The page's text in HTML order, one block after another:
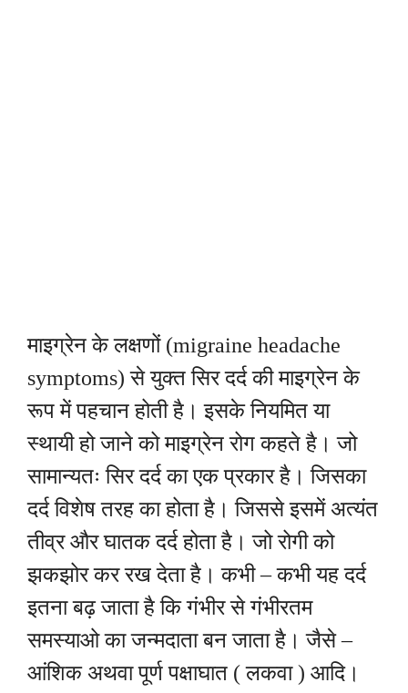
माइग्रेन के लक्षणों (migraine headache
symptoms) से युक्त सिर दर्द की माइग्रेन के
रूप में पहचान होती है। इसके नियमित या
स्थायी हो जाने को माइग्रेन रोग कहते है। जो
सामान्यतः सिर दर्द का एक प्रकार है। जिसका
दर्द विशेष तरह का होता है। जिससे इसमें अत्यंत
तीव्र और घातक दर्द होता है। जो रोगी को
झकझोर कर रख देता है। कभी – कभी यह दर्द
इतना बढ़ जाता है कि गंभीर से गंभीरतम
समस्याओ का जन्मदाता बन जाता है। जैसे –
आंशिक अथवा पूर्ण पक्षाघात ( लकवा ) आदि।